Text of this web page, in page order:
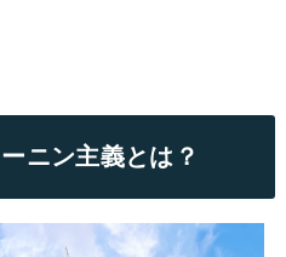
ニン主義とは？